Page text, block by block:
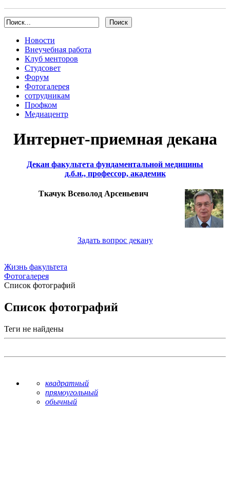
Новости
Внеучебная работа
Клуб менторов
Студсовет
Форум
Фотогалерея
сотрудникам
Профком
Медиацентр
Интернет-приемная декана
Декан факультета фундаментальной медицины
д.б.н., профессор, академик
Ткачук Всеволод Арсеньевич
Задать вопрос декану
Жизнь факультета
Фотогалерея
Список фотографий
Список фотографий
Теги не найдены
квадратный
прямоугольный
обычный